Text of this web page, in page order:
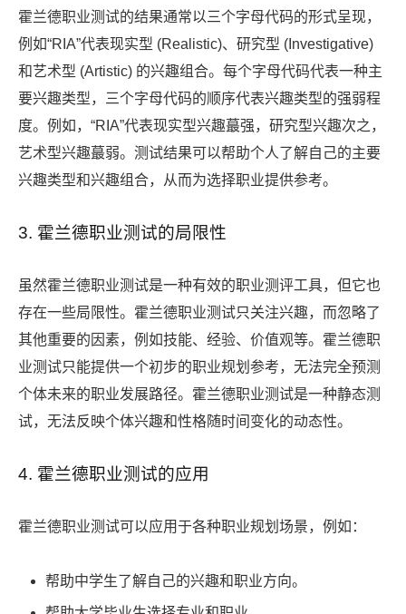
霍兰德职业测试的结果通常以三个字母代码的形式呈现，
例如“RIA”代表现实型 (Realistic)、研究型 (Investigative)
和艺术型 (Artistic) 的兴趣组合。每个字母代码代表一种主
要兴趣类型，三个字母代码的顺序代表兴趣类型的强弱程
度。例如，“RIA”代表现实型兴趣蕞强，研究型兴趣次之，
艺术型兴趣蕞弱。测试结果可以帮助个人了解自己的主要
兴趣类型和兴趣组合，从而为选择职业提供参考。
3. 霍兰德职业测试的局限性
虽然霍兰德职业测试是一种有效的职业测评工具，但它也
存在一些局限性。霍兰德职业测试只关注兴趣，而忽略了
其他重要的因素，例如技能、经验、价值观等。霍兰德职
业测试只能提供一个初步的职业规划参考，无法完全预测
个体未来的职业发展路径。霍兰德职业测试是一种静态测
试，无法反映个体兴趣和性格随时间变化的动态性。
4. 霍兰德职业测试的应用
霍兰德职业测试可以应用于各种职业规划场景，例如：
帮助中学生了解自己的兴趣和职业方向。